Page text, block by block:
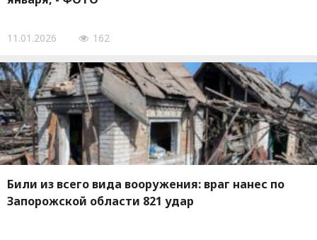
11.01.2026 162
Били из всего вида вооружения: враг нанес по
Запорожской области 821 удар